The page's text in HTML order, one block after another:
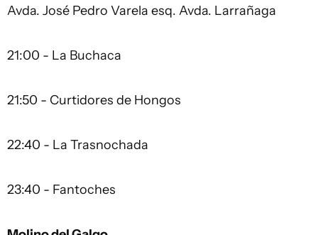
Avda. José Pedro Varela esq. Avda. Larrañaga
21:00 - La Buchaca
21:50 - Curtidores de Hongos
22:40 - La Trasnochada
23:40 - Fantoches